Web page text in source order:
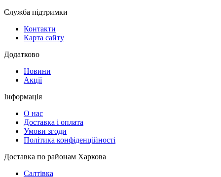
Служба підтримки
Контакти
Карта сайту
Додатково
Новини
Акції
Інформація
О нас
Доставка і оплата
Умови згоди
Політика конфіденційності
Доставка по районам Харкова
Салтівка